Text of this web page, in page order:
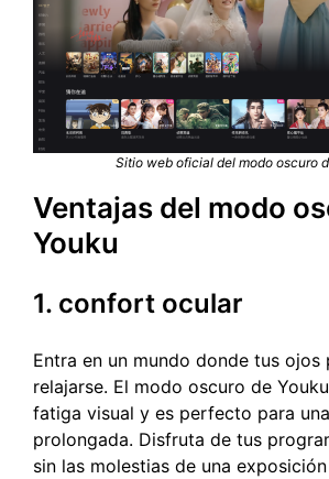
Sitio web oficial del modo oscuro
Ventajas del modo
Youku
1. confort ocular
Entra en un mundo donde tus ojos
relajarse. El modo oscuro de
fatiga visual y es perfecto para
prolongada. Disfruta de tus
sin las molestias de una